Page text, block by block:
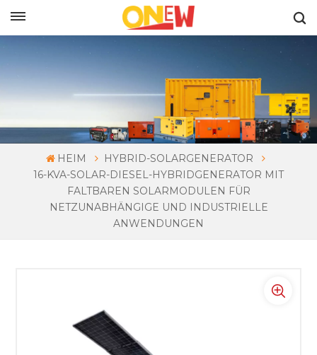
HEIM
HYBRID-SOLARGENERATOR
16-KVA-SOLAR-DIESEL-HYBRIDGENERATOR MIT
FALTBAREN SOLARMODULEN FÜR
NETZUNABHÄNGIGE UND INDUSTRIELLE
ANWENDUNGEN